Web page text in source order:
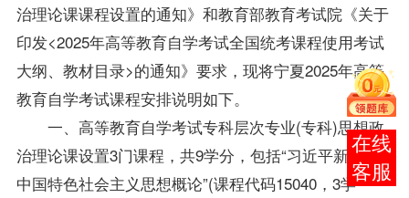
治理论课课程设置的通知》和教育部教育考试院《关于
印发<2025年高等教育自学考试全国统考课程使用考试
大纲、教材目录>的通知》要求，现将宁夏2025年高等
教育自学考试课程安排说明如下。
一、高等教育自学考试专科层次专业(专科)思想政
治理论课设置3门课程，共9学分，包括“习近平新时代
中国特色社会主义思想概论”(课程代码15040，3学
在线
客服